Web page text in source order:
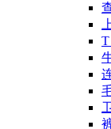
T